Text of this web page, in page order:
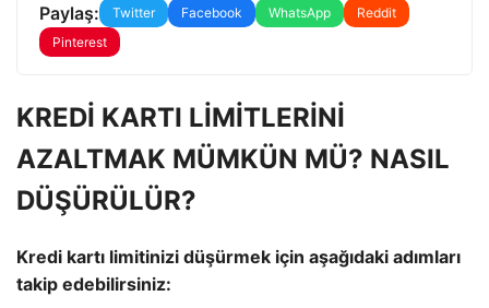
Paylaş: Twitter Facebook WhatsApp
Reddit
Pinterest
KREDİ KARTI LİMİTLERİNİ
AZALTMAK MÜMKÜN MÜ? NASIL
DÜŞÜRÜLÜR?
Kredi kartı limitinizi düşürmek için aşağıdaki adımları
takip edebilirsiniz: